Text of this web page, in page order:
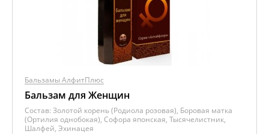
Бальзамы АлфитПлюс
Бальзам для Женщин
Состав: Золотой корень (Родиола розовая), Боровая матка
(Ортилия однобокая), Софора японская, Тысячелистник,
Шалфей, Эхинацея